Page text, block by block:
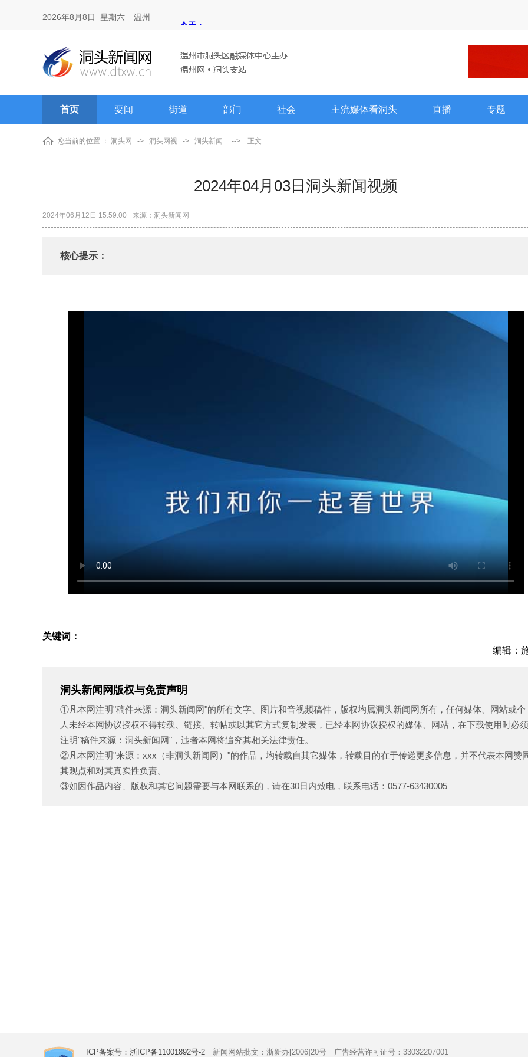
2026年8月8日 星期六 温州
首页 要闻 街道 部门 社会 主流媒体看洞头 直播 专题
您当前的位置 ： 洞头网 -> 洞头网视 -> 洞头新闻 --> 正文
2024年04月03日洞头新闻视频
2024年06月12日 15:59:00 来源：洞头新闻网
核心提示：
关键词：
编辑：
洞头新闻网版权与免责声明
①凡本网注明"稿件来源：洞头新闻网"的所有文字、图片和音视频稿件，版权均属洞头新闻网所有，任何媒体、网站或个
人未经本网协议授权不得转载、链接、转帖或以其它方式复制发表，已经本网协议授权的媒体、网站，在下载使用时必须
注明"稿件来源：洞头新闻网"，违者本网将追究其相关法律责任。
②凡本网注明"来源：xxx（非洞头新闻网）"的作品，均转载自其它媒体，转载目的在于传递更多信息，并不代表本网赞
其观点和对其真实性负责。
③如因作品内容、版权和其它问题需要与本网联系的，请在30日内致电，联系电话：0577-63430005
ICP备案号：浙ICP备11001892号-2 新闻网站批文：浙新办[2006]20号 广告经营许可证号：33032207001